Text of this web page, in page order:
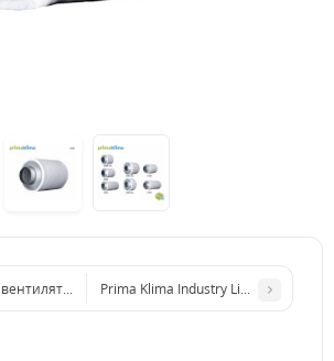
Домовент ТТ 125
Prima Klima Industry Line K1602